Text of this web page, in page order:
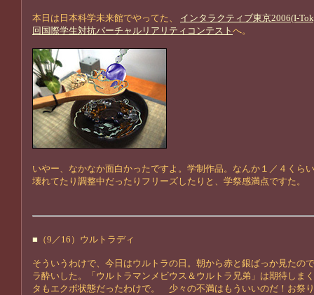
本日は日本科学未来館でやってた、 インタラクティブ東京2006(I-
回国際学生対抗バーチャルリアリティコンテスト へ。
いやー、なかなか面白かったですよ。学制作品。なんか１／４くら
壊れてたり調整中だったりフリーズしたりと、学祭感満点ですた。
■ （9／16）ウルトラディ
そういうわけで、今日はウルトラの日。朝から赤と銀ばっか見たの
ラ酔いした。「ウルトラマンメビウス＆ウルトラ兄弟」は期待しま
タもエクボ状態だったわけで。 少々の不満はもういいのだ！お祭